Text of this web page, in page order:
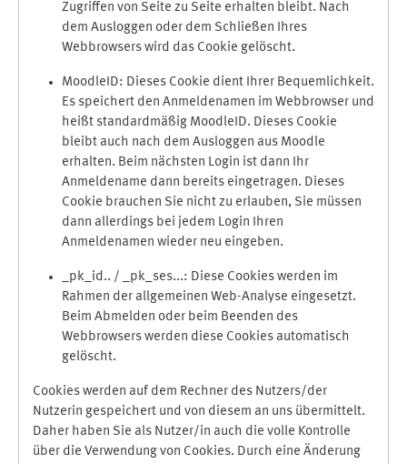
Zugriffen von Seite zu Seite erhalten bleibt. Nach
dem Ausloggen oder dem Schließen Ihres
Webbrowsers wird das Cookie gelöscht.
MoodleID: Dieses Cookie dient Ihrer Bequemlichkeit.
Es speichert den Anmeldenamen im Webbrowser und
heißt standardmäßig MoodleID. Dieses Cookie
bleibt auch nach dem Ausloggen aus Moodle
erhalten. Beim nächsten Login ist dann Ihr
Anmeldename dann bereits eingetragen. Dieses
Cookie brauchen Sie nicht zu erlauben, Sie müssen
dann allerdings bei jedem Login Ihren
Anmeldenamen wieder neu eingeben.
_pk_id.. / _pk_ses...: Diese Cookies werden im
Rahmen der allgemeinen Web-Analyse eingesetzt.
Beim Abmelden oder beim Beenden des
Webbrowsers werden diese Cookies automatisch
gelöscht.
Cookies werden auf dem Rechner des Nutzers/der
Nutzerin gespeichert und von diesem an uns übermittelt.
Daher haben Sie als Nutzer/in auch die volle Kontrolle
über die Verwendung von Cookies. Durch eine Änderung